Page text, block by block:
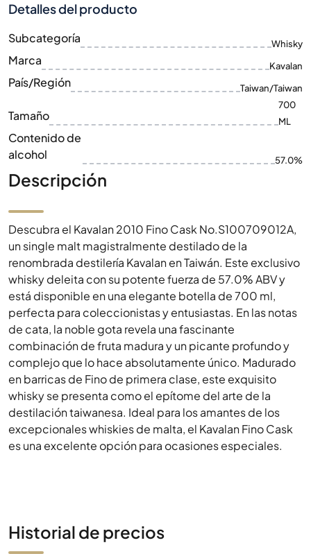
Detalles del producto
Subcategoría Whisky
Marca Kavalan
País/Región Taiwan/Taiwan
Tamaño
700
ML
Contenido de
alcohol
57.0%
Descripción
Descubra el Kavalan 2010 Fino Cask No.S100709012A,
un single malt magistralmente destilado de la
renombrada destilería Kavalan en Taiwán. Este exclusivo
whisky deleita con su potente fuerza de 57.0% ABV y
está disponible en una elegante botella de 700 ml,
perfecta para coleccionistas y entusiastas. En las notas
de cata, la noble gota revela una fascinante
combinación de fruta madura y un picante profundo y
complejo que lo hace absolutamente único. Madurado
en barricas de Fino de primera clase, este exquisito
whisky se presenta como el epítome del arte de la
destilación taiwanesa. Ideal para los amantes de los
excepcionales whiskies de malta, el Kavalan Fino Cask
es una excelente opción para ocasiones especiales.
Historial de precios